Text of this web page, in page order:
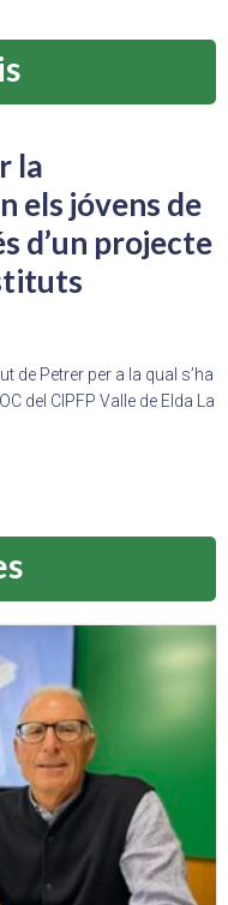
la
els jóvens de
d’un projecte
de Petrer per a la qual s’ha
del CIPFP Valle de Elda La